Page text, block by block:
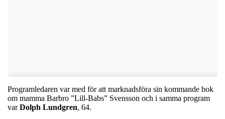
Programledaren var med för att marknadsföra sin kommande bok
om mamma Barbro ”Lill-Babs” Svensson och i samma program
varDolph Lundgren, 64.